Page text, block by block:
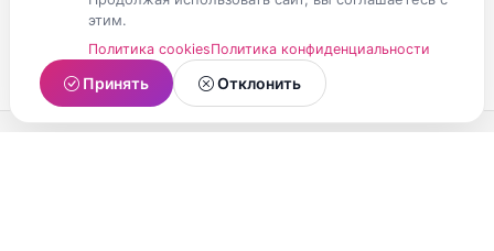
этим.
Политика cookiesПолитика конфиденциальности
Принять Отклонить